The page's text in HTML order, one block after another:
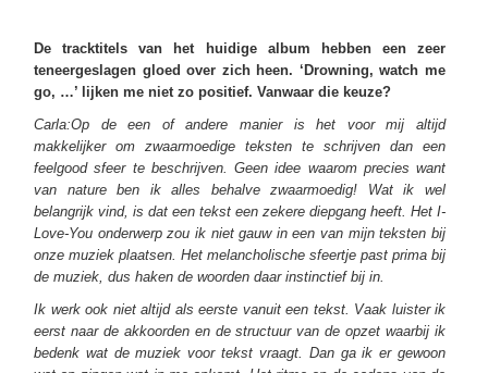
De tracktitels van het huidige album hebben een zeer
teneergeslagen gloed over zich heen. ‘Drowning, watch me
go, …’ lijken me niet zo positief. Vanwaar die keuze?
Carla:Op de een of andere manier is het voor mij altijd
makkelijker om zwaarmoedige teksten te schrijven dan een
feelgood sfeer te beschrijven. Geen idee waarom precies want
van nature ben ik alles behalve zwaarmoedig! Wat ik wel
belangrijk vind, is dat een tekst een zekere diepgang heeft. Het I-
Love-You onderwerp zou ik niet gauw in een van mijn teksten bij
onze muziek plaatsen. Het melancholische sfeertje past prima bij
de muziek, dus haken de woorden daar instinctief bij in.
Ik werk ook niet altijd als eerste vanuit een tekst. Vaak luister ik
eerst naar de akkoorden en de structuur van de opzet waarbij ik
bedenk wat de muziek voor tekst vraagt. Dan ga ik er gewoon